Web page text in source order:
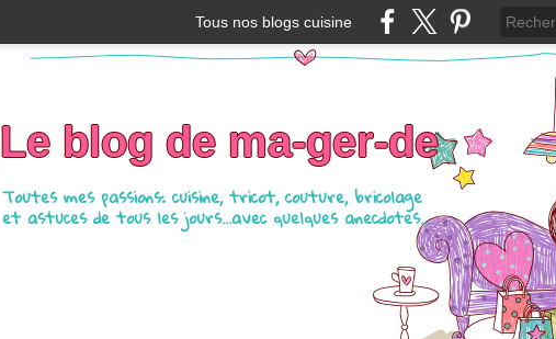
Tous nos blogs cuisine
Le blog de ma-ger-de
Toutes mes passions: cuisine, tricot, couture, bricolage
et astuces de tous les jours...avec quelques anecdotes...